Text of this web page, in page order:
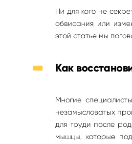
Ни для кого не
обвисания или
этой статье мы
Как
Многие
незамысловатых
для груди после
мышцы, которые